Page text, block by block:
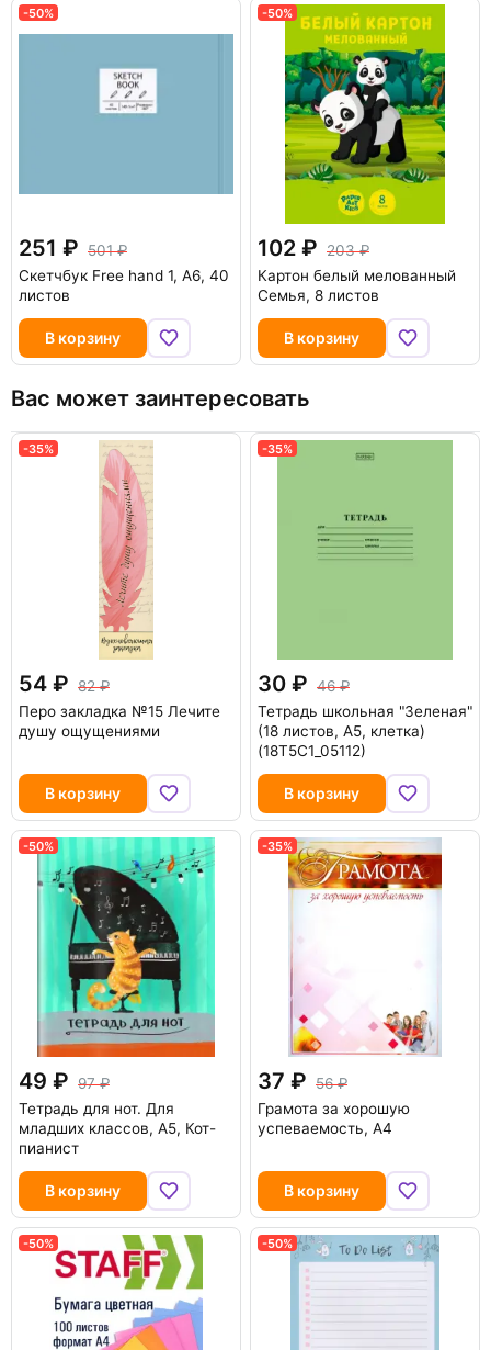
-50%
251
501
Скетчбук Free hand 1, А6, 40
листов
В корзину
-50%
102
203
Картон белый мелованный
Семья, 8 листов
В корзину
Вас может заинтересовать
-35%
54
82
Перо закладка №15 Лечите
душу ощущениями
В корзину
-35%
30
46
Тетрадь школьная "Зеленая"
(18 листов, А5, клетка)
(18Т5С1_05112)
В корзину
-50%
49
97
Тетрадь для нот. Для
младших классов, А5, Кот-
пианист
В корзину
-35%
37
56
Грамота за хорошую
успеваемость, А4
В корзину
-50% -50%